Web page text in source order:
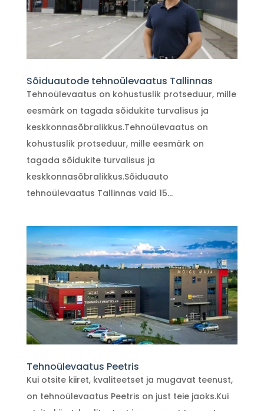
Sõiduautode tehnoülevaatus Tallinnas
Tehnoülevaatus on kohustuslik protseduur, mille
eesmärk on tagada sõidukite turvalisus ja
keskkonnasõbralikkus.Tehnoülevaatus on
kohustuslik protseduur, mille eesmärk on
tagada sõidukite turvalisus ja
keskkonnasõbralikkus.Sõiduauto
tehnoülevaatus Tallinnas vaid 15...
Tehnoülevaatus Peetris
Kui otsite kiiret, kvaliteetset ja mugavat teenust,
on tehnoülevaatus Peetris on just teie jaoks.Kui